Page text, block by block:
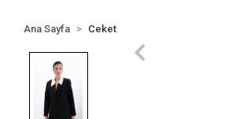
Ana Sayfa Ceket